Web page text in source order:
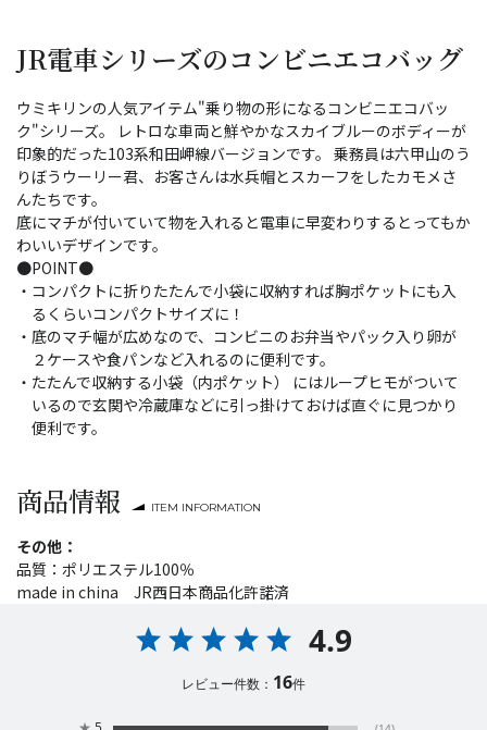
JR電車シリーズのコンビニエコバッグ
ウミキリンの人気アイテム"乗り物の形になるコンビニエコバッ
ク"シリーズ。 レトロな車両と鮮やかなスカイブルーのボディーが
印象的だった103系和田岬線バージョンです。 乗務員は六甲山のう
りぼうウーリー君、お客さんは水兵帽とスカーフをしたカモメさ
んたちです。
底にマチが付いていて物を入れると電車に早変わりするとってもか
わいいデザインです。
●POINT●
・コンパクトに折りたたんで小袋に収納すれば胸ポケットにも入
るくらいコンパクトサイズに！
・底のマチ幅が広めなので、コンビニのお弁当やパック入り卵が
２ケースや食パンなど入れるのに便利です。
・たたんで収納する小袋（内ポケット） にはループヒモがついて
いるので玄関や冷蔵庫などに引っ掛けておけば直ぐに見つかり
便利です。
商品情報 ITEM INFORMATION
その他：
品質：ポリエステル100％
made in china JR西日本商品化許諾済
4.9
レビュー件数： 16件